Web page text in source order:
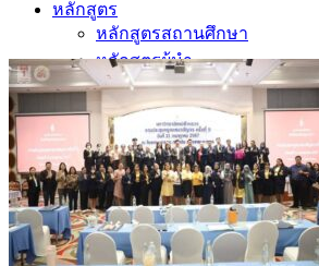
หลักสูตร
หลักสูตรสถานศึกษา
หลักสูตรผู้นำ
หลักสูตรแผนการเรียนเทคโน
ข่าวสารและกิจกรรม
นักเรียนปัจจุบัน
ห้องสมุดและคลังข้อมูล
ตรวจสอบผลการเรียน
ชมรม KC Channel
E-Learning
การเรียนการสอนทางไกล